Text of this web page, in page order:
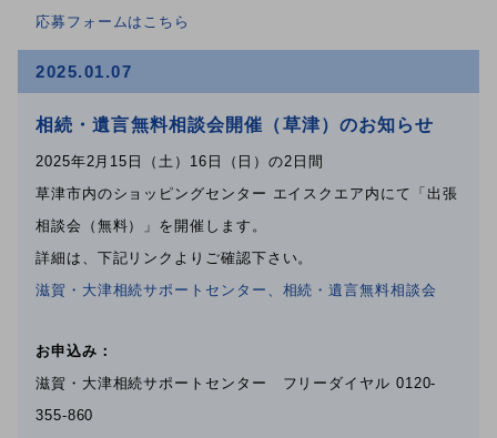
応募フォームはこちら
2025.01.07
相続・遺言無料相談会開催（草津）のお知らせ
2025年2月15日（土）16日（日）の2日間
草津市内のショッピングセンター エイスクエア内にて「出張
相談会（無料）」を開催します。
詳細は、下記リンクよりご確認下さい。
滋賀・大津相続サポートセンター、相続・遺言無料相談会
お申込み：
滋賀・大津相続サポートセンター フリーダイヤル 0120-
355-860